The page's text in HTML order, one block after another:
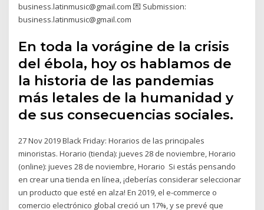
business.latinmusic@gmail.com 💌 Submission:
business.latinmusic@gmail.com
En toda la vorágine de la crisis
del ébola, hoy os hablamos de
la historia de las pandemias
más letales de la humanidad y
de sus consecuencias sociales.
27 Nov 2019 Black Friday: Horarios de las principales
minoristas. Horario (tienda): jueves 28 de noviembre, Horario
(online): jueves 28 de noviembre, Horario Si estás pensando
en crear una tienda en línea, ¡deberías considerar seleccionar
un producto que esté en alza! En 2019, el e-commerce o
comercio electrónico global creció un 17%, y se prevé que